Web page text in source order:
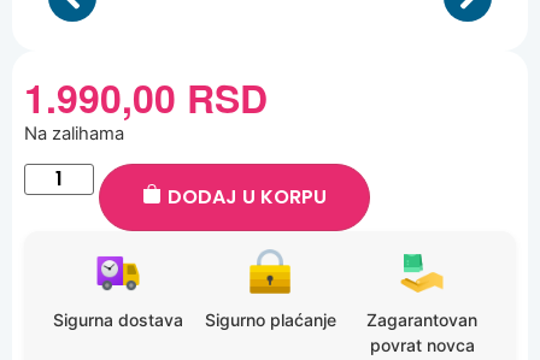
1.990,00 RSD
Na zalihama
DODAJ U KORPU
Sigurna dostava Sigurno plaćanje
Zagarantovan
povrat novca